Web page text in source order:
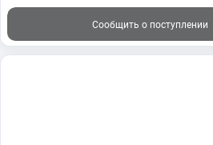
Сообщить о поступлении